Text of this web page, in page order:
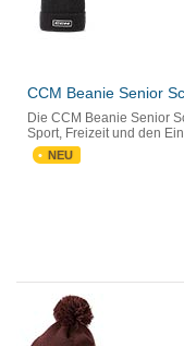
CCM Beanie Senior
Die CCM Beanie Senior
Sport, Freizeit und den
NEU